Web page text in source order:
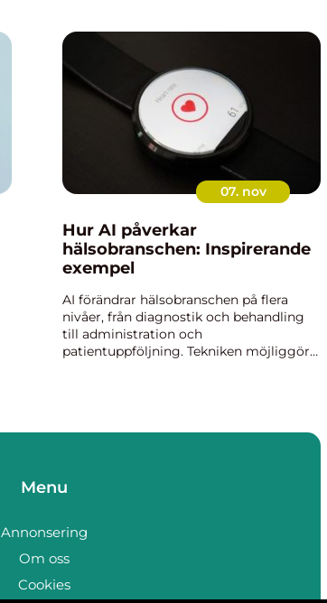
07. nov
Hur AI påverkar
hälsobranschen: Inspirerande
exempel
AI förändrar hälsobranschen på flera
nivåer, från diagnostik och behandling
till administration och
patientuppföljning. Tekniken möjliggör
Menu
Annonsering
Om oss
Cookies